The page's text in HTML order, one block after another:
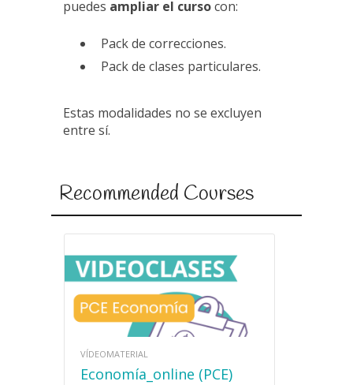
puedes ampliar el cursocon:
Pack de correcciones.
Pack de clases particulares.
Estas modalidades no se excluyen
entre sí.
Recommended Courses
VÍDEOMATERIAL
Economía_online (PCE)